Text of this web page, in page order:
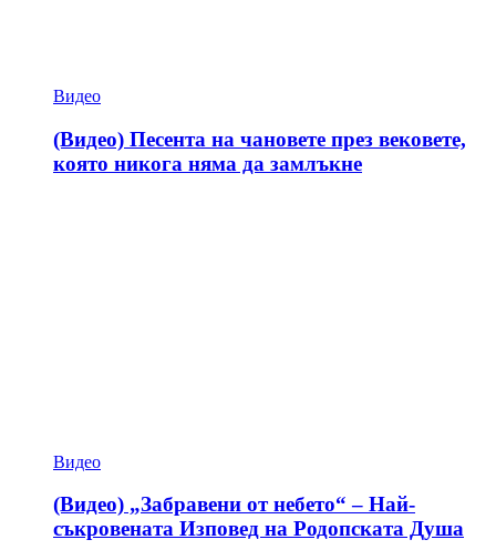
Видео
(Видео) Песента на чановете през вековете,
която никога няма да замлъкне
Видео
(Видео) „Забравени от небето“ – Най-
съкровената Изповед на Родопската Душа